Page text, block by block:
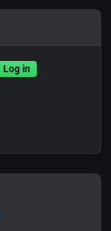
Log in